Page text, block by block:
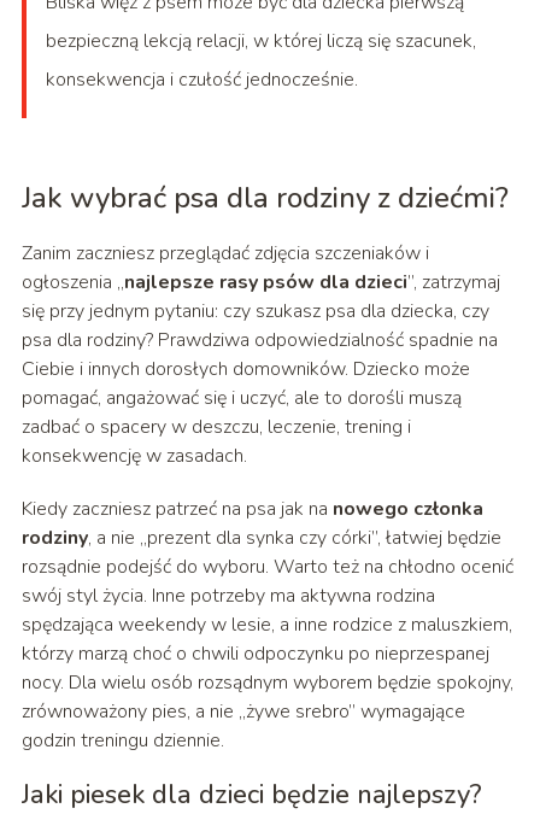
bezpieczną lekcją relacji, w której liczą się szacunek,
konsekwencja i czułość jednocześnie.
Jak wybrać psa dla rodziny z dziećmi?
Zanim zaczniesz przeglądać zdjęcia szczeniaków i
ogłoszenia „najlepsze rasy psów dla dzieci”, zatrzymaj
się przy jednym pytaniu: czy szukasz psa dla dziecka, czy
psa dla rodziny? Prawdziwa odpowiedzialność spadnie na
Ciebie i innych dorosłych domowników. Dziecko może
pomagać, angażować się i uczyć, ale to dorośli muszą
zadbać o spacery w deszczu, leczenie, trening i
konsekwencję w zasadach.
Kiedy zaczniesz patrzeć na psa jak na nowego członka
rodziny, a nie „prezent dla synka czy córki”, łatwiej będzie
rozsądnie podejść do wyboru. Warto też na chłodno ocenić
swój styl życia. Inne potrzeby ma aktywna rodzina
spędzająca weekendy w lesie, a inne rodzice z maluszkiem,
którzy marzą choć o chwili odpoczynku po nieprzespanej
nocy. Dla wielu osób rozsądnym wyborem będzie spokojny,
zrównoważony pies, a nie „żywe srebro” wymagające
godzin treningu dziennie.
Jaki piesek dla dzieci będzie najlepszy?